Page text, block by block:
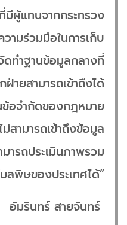
มีผู้แทนจากกระทรวง
ามร่วมมือในการเก็บ
ทำฐานข้อมูลกลางที่
ายสามารถเข้าถึงได้
อจำกัดของกฎหมาย
สามารถเข้าถึงข้อมูล
ารถประเมินภาพรวม
ลพิษของประเทศได้”
​อัมรินทร์ สายจันทร์